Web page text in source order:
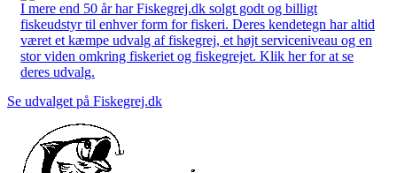
I mere end 50 år har Fiskegrej.dk solgt godt og billigt
fiskeudstyr til enhver form for fiskeri. Deres kendetegn har altid
været et kæmpe udvalg af fiskegrej, et højt serviceniveau og en
stor viden omkring fiskeriet og fiskegrejet. Klik her for at se
deres udvalg.
Se udvalget på Fiskegrej.dk